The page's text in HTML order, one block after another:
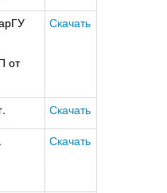
от
Скачать
Скачать
Скачать